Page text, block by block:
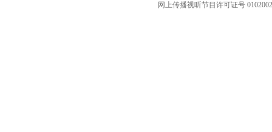
网上传播视听节目许可证号